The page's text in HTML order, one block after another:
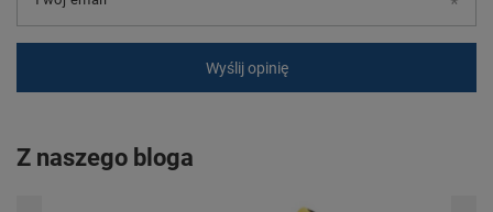
Wyślij opinię
Z naszego bloga